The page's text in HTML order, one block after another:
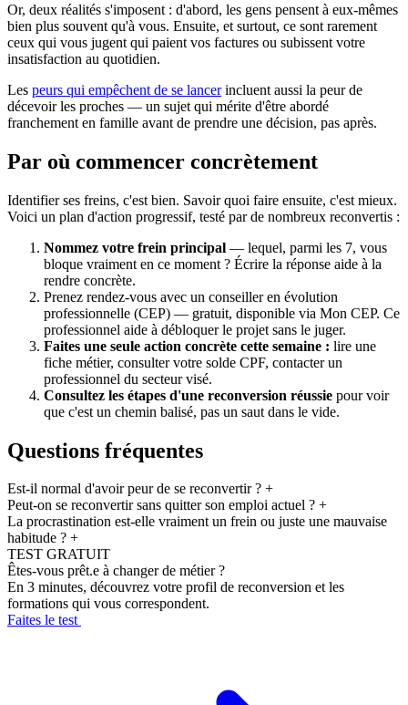
Or, deux réalités s'imposent : d'abord, les gens pensent à eux-mêmes
bien plus souvent qu'à vous. Ensuite, et surtout, ce sont rarement
ceux qui vous jugent qui paient vos factures ou subissent votre
insatisfaction au quotidien.
Les peurs qui empêchent de se lancerincluent aussi la peur de
décevoir les proches — un sujet qui mérite d'être abordé
franchement en famille avant de prendre une décision, pas après.
Par où commencer concrètement
Identifier ses freins, c'est bien. Savoir quoi faire ensuite, c'est mieux.
Voici un plan d'action progressif, testé par de nombreux reconvertis :
Nommez votre frein principal — lequel, parmi les 7, vous
bloque vraiment en ce moment ? Écrire la réponse aide à la
rendre concrète.
Prenez rendez-vous avec un conseiller en évolution
professionnelle (CEP) — gratuit, disponible via Mon CEP. Ce
professionnel aide à débloquer le projet sans le juger.
Faites une seule action concrète cette semaine : lire une
fiche métier, consulter votre solde CPF, contacter un
professionnel du secteur visé.
Consultez les étapes d'une reconversion réussie pour voir
que c'est un chemin balisé, pas un saut dans le vide.
Questions fréquentes
Est-il normal d'avoir peur de se reconvertir ? +
Peut-on se reconvertir sans quitter son emploi actuel ? +
La procrastination est-elle vraiment un frein ou juste une mauvaise
habitude ? +
TEST GRATUIT
Êtes-vous prêt.e à changer de métier ?
En 3 minutes, découvrez votre profil de reconversion et les
formations qui vous correspondent.
Faites le test